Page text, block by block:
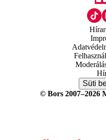
Süti
© Bors 2007–2026